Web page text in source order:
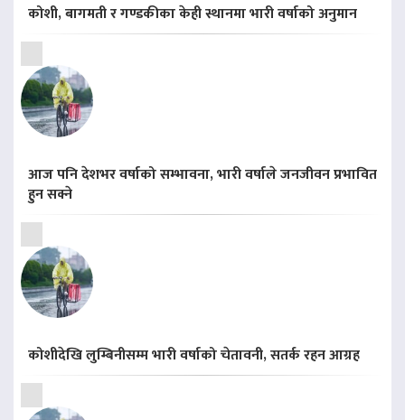
कोशी, बागमती र गण्डकीका केही स्थानमा भारी वर्षाको अनुमान
आज पनि देशभर वर्षाको सम्भावना, भारी वर्षाले जनजीवन प्रभावित
हुन सक्ने
कोशीदेखि लुम्बिनीसम्म भारी वर्षाको चेतावनी, सतर्क रहन आग्रह